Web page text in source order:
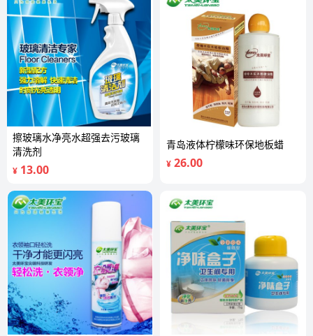
擦玻璃水净亮水超强去污玻璃
清洗剂
¥ 13.00
青岛液体柠檬味环保地板蜡
¥ 26.00